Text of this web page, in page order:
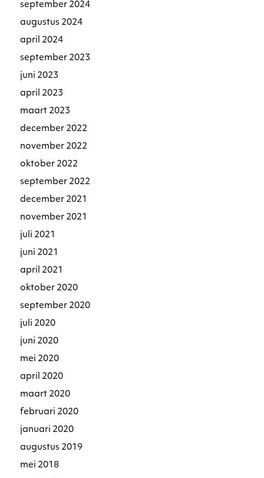
september 2024
augustus 2024
april 2024
september 2023
juni 2023
april 2023
maart 2023
december 2022
november 2022
oktober 2022
september 2022
december 2021
november 2021
juli 2021
juni 2021
april 2021
oktober 2020
september 2020
juli 2020
juni 2020
mei 2020
april 2020
maart 2020
februari 2020
januari 2020
augustus 2019
mei 2018